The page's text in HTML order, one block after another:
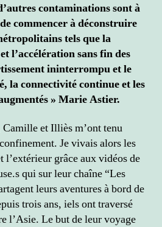
contaminations sont à
commencer à déconstruire
tels que la
l’accélération sans fin des
ininterrompu et le
la connectivité continue et les
» Marie Astier.
et Illiès m’ont tenu
Je vivais alors les
l’extérieur grâce aux vidéos de
qui sur leur chaîne “Les
leurs aventures à bord de
trois ans, iels ont traversé
l’Asie. Le but de leur voyage